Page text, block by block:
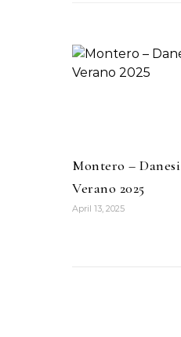
Montero –
Verano 2025
April 13, 2025